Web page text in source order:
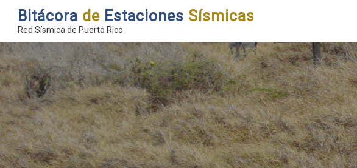
Bitácora de Estaciones Sísmicas
Red Sísmica de Puerto Rico